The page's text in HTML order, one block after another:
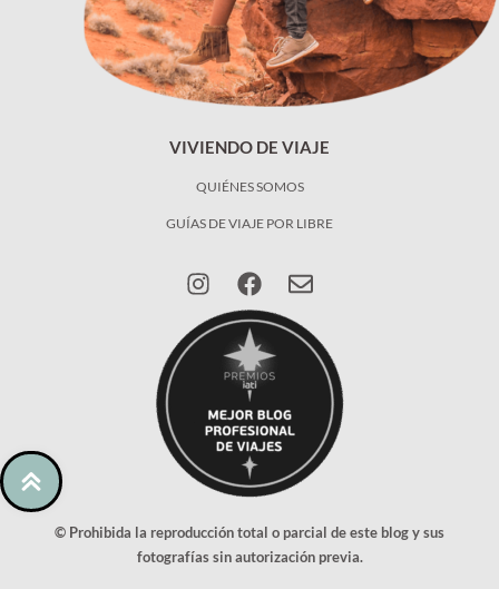
© Prohibida la reproducción total o parcial de este blog y sus
fotografías sin autorización previa.
VIVIENDO DE VIAJE
QUIÉNES SOMOS
GUÍAS DE VIAJE POR LIBRE